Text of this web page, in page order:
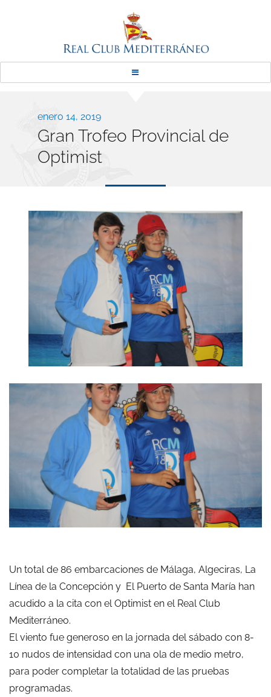
Real Club Mediterráneo
Publicado
el
enero 14, 2019
Gran Trofeo Provincial de
Optimist
Un total de 86 embarcaciones de Málaga, Algeciras, La
Línea de la Concepción y El Puerto de Santa María han
acudido a la cita con el Optimist en el Real Club
Mediterráneo.
El viento fue generoso en la jornada del sábado con 8-
10 nudos de intensidad con una ola de medio metro,
para poder completar la totalidad de las pruebas
programadas.